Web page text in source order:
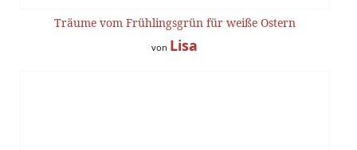
Träume vom Frühlingsgrün für weiße Ostern
von Lisa